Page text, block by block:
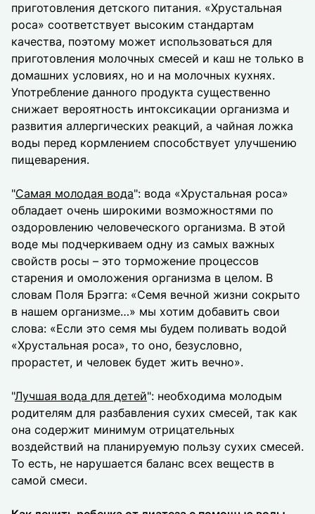
приготовления детского питания. «Хрустальная
роса» соответствует высоким стандартам
качества, поэтому может использоваться для
приготовления молочных смесей и каш не только в
домашних условиях, но и на молочных кухнях.
Употребление данного продукта существенно
снижает вероятность интоксикации организма и
развития аллергических реакций, а чайная ложка
воды перед кормлением способствует улучшению
пищеварения.
"Самая молодая вода": вода «Хрустальная роса»
обладает очень широкими возможностями по
оздоровлению человеческого организма. В этой
воде мы подчеркиваем одну из самых важных
свойств росы – это торможение процессов
старения и омоложения организма в целом. В
словам Поля Брэгга: «Семя вечной жизни сокрыто
в нашем организме…» мы хотим добавить свои
слова: «Если это семя мы будем поливать водой
«Хрустальная роса», то оно, безусловно,
прорастет, и человек будет жить вечно».
"Лучшая вода для детей": необходима молодым
родителям для разбавления сухих смесей, так как
она содержит минимум отрицательных
воздействий на планируемую пользу сухих смесей.
То есть, не нарушается баланс всех веществ в
самой смеси.